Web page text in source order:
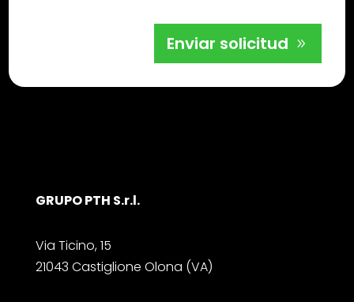
Enviar solicitud
GRUPO PTH S.r.l.
Via Ticino, 15
21043 Castiglione Olona (VA)